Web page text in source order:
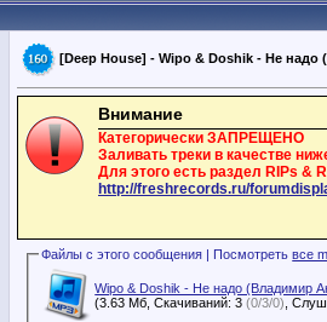
[Deep House] - Wipo & Doshik - Не
Внимание
Категорически ЗАПРЕЩЕНО
Заливать треки в качестве
Для этого есть раздел RIPs &
http://freshrecords.ru/
Файлы с этого сообщения | Посмотретьвсе
Wipo & Doshik - Не надо (Владимир
(3.63 Мб, Скачиваний: 3(0/3/0)